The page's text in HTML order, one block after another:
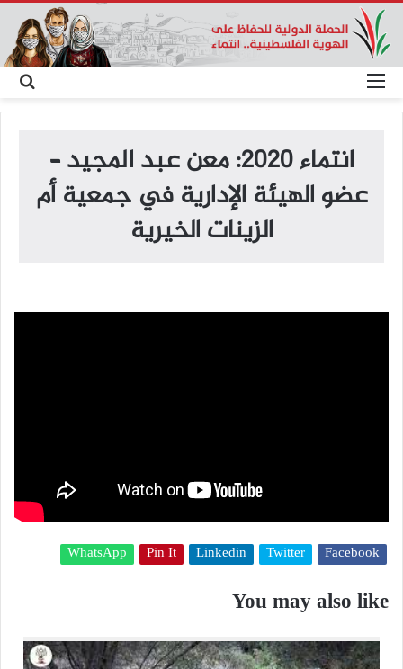
عن
انتماء 2020: معن عبد المجيد –
عضو الهيئة الإدارية في جمعية أم
الزينات الخيرية
Facebook
Twitter
Linkedin
Pin It
WhatsApp
You may also like